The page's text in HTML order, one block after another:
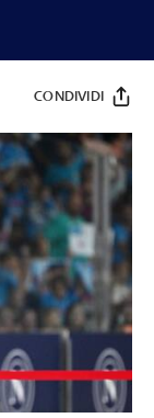
CONDIVIDI